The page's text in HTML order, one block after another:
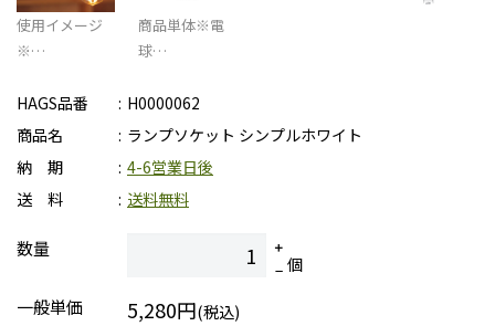
使用イメージ
※…
商品単体※電
球…
HAGS品番
H0000062
商品名
ランプソケット シンプルホワイト
納 期
4-6営業日後
送 料
送料無料
数量
個
一般単価
5,280円(税込)